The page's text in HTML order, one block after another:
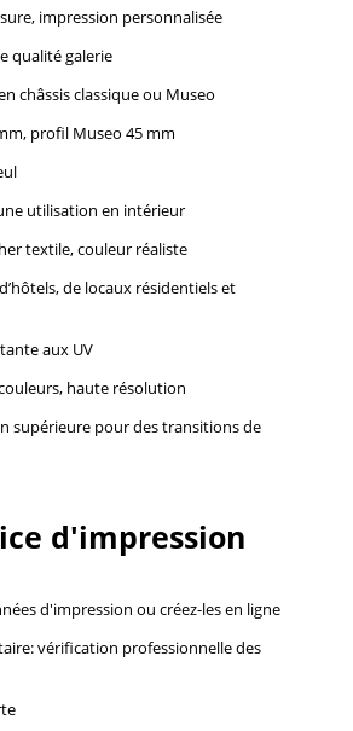
impression personnalisée
qualité galerie
châssis classique ou Museo
profil Museo 45 mm
utilisation en intérieur
textile, couleur réaliste
de locaux résidentiels et
aux UV
haute résolution
supérieure pour des transitions de
d'impression
d'impression ou créez-les en ligne
vérification professionnelle des